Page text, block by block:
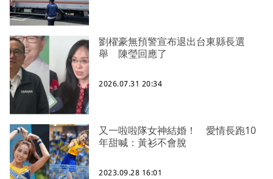
劉櫂豪無預警宣布退出台東縣長選
舉 陳瑩回應了
2026.07.31 20:34
又一啦啦隊女神結婚！ 愛情長跑10
年甜喊：黃衫不會脫
2023.09.28 16:01